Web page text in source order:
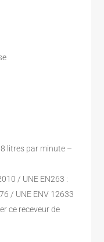
litres par minute –
/ UNE EN263 :
/ UNE ENV 12633
ce receveur de